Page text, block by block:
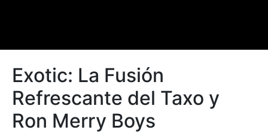
Exotic: La Fusión
Refrescante del Taxo y
Ron Merry Boys